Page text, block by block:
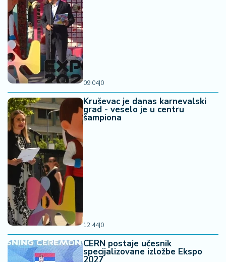
09:04|0
Kruševac je danas karnevalski
grad - veselo je u centru
šampiona
12:44|0
CERN postaje učesnik
specijalizovane izložbe Ekspo